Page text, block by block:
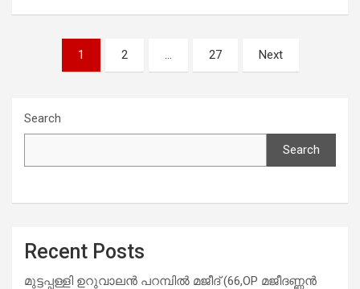
navigation
1 2 … 27 Next
Search
Search
Recent Posts
മുട്ടപ്പള്ളി ഉറുവാലൻ പറമ്പിൽ മജീദ് (66,OP മജീദണ്ണൻ